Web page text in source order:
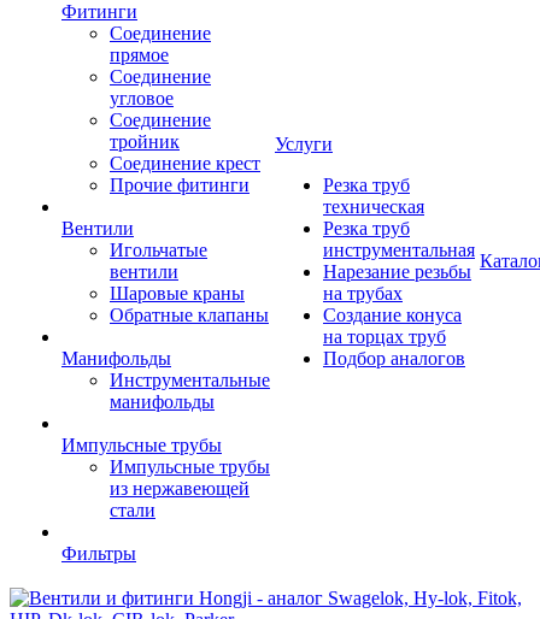
Фитинги
Соединение
прямое
Соединение
угловое
Соединение
тройник
Соединение крест
Прочие фитинги
Вентили
Игольчатые
вентили
Шаровые краны
Обратные клапаны
Манифольды
Инструментальные
манифольды
Импульсные трубы
Импульсные трубы
из нержавеющей
стали
Фильтры
Услуги
Резка труб
техническая
Резка труб
инструментальная
Нарезание резьбы
на трубах
Создание конуса
на торцах труб
Подбор аналогов